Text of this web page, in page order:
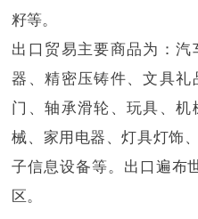
籽等。
出口贸易主要商品为：
器、精密压铸件、文具
门、轴承滑轮、玩具、
械、家用电器、灯具灯饰
子信息设备等。出口遍布
区。